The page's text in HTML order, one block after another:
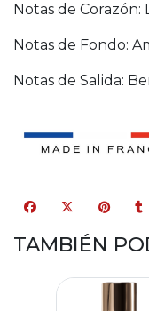
Notas de
Notas de Fondo:
Notas de Salida:
TAMBIÉN